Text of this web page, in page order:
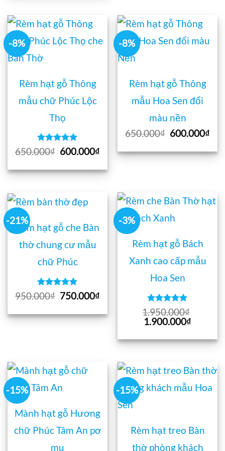
-8%
Rèm hạt gỗ Thông
mẫu chữ Phúc Lộc
Thọ
Được xếp
hạng
55
650.000₫ Giá
là:
600.000₫
tại
-8%
Rèm hạt gỗ Thông
mẫu Hoa Sen đổi
màu nền
650.000₫ Giá
là:
600.000₫
tại
-21%
Rèm hạt gỗ che Bàn
thờ chung cư mẫu
chữ Phúc
Được xếp
hạng
55
950.000₫ Giá
là:
750.000₫
tại
-3%
Rèm hạt gỗ Bách
Xanh cao cấp mẫu
Hoa Sen
Được xếp
hạng55
sao
1.950.000₫
Giá
là:
1.900.000₫
tại
-15%
Mành hạt gỗ Hương
chữ Phúc Tâm An pơ
mu
-15%
Rèm hạt treo Bàn
thờ phòng khách